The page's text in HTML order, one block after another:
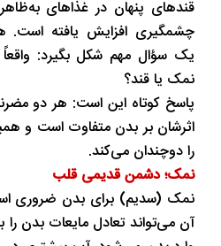
قندهای پنهان در غذاهای
چشمگیری افزایش یافته
یک سؤال مهم شکل بگیرد:
نمک یا قند؟
پاسخ کوتاه این است: هر دو
اثرشان بر بدن متفاوت است و
را دوچندان می‌کند.
نمک؛ دشمن قدیمی قلب
نمک (سدیم) برای بدن ضروری
آن می‌تواند تعادل مایعات بدن